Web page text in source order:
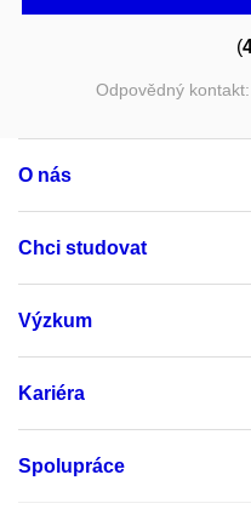
(
Odpovědný kontakt:
O nás
Chci studovat
Výzkum
Kariéra
Spolupráce